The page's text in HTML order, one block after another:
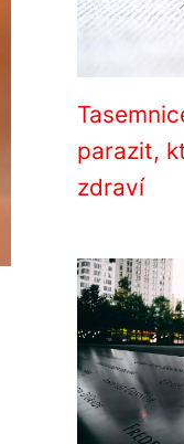
parazit,
zdraví